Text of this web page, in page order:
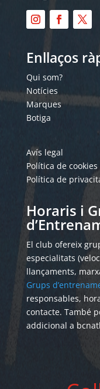
Enllaços
Qui som?
Notícies
Marques
Botiga
Avís legal
Política de cookies
Política de
Horaris i
El club ofereix
especialitats
llançaments,
Grups
responsables,
contacte. També
addicional a